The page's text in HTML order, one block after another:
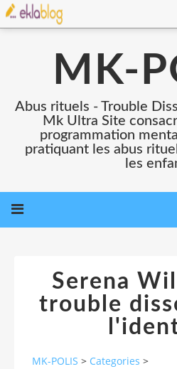
MK-
Abus rituels - Trouble
Mk Ultra Site
programmation
pratiquant les abus
les
Serena
trouble
MK-POLIS > Categories >